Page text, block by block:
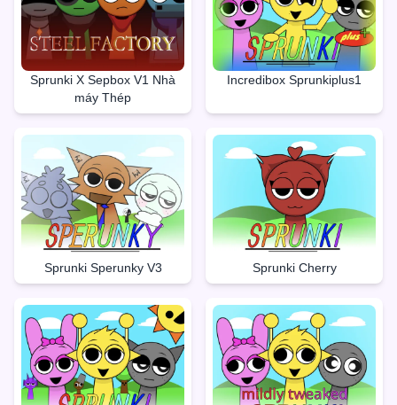
Sprunki X Sepbox V1 Nhà
máy Thép
Incredibox Sprunkiplus1
Sprunki Sperunky V3 Sprunki Cherry